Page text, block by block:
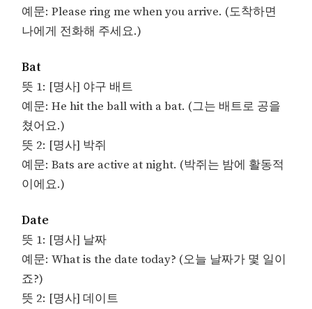
예문: Please ring me when you arrive. (도착하면
나에게 전화해 주세요.)
Bat
뜻 1: [명사] 야구 배트
예문: He hit the ball with a bat. (그는 배트로 공을
쳤어요.)
뜻 2: [명사] 박쥐
예문: Bats are active at night. (박쥐는 밤에 활동적
이에요.)
Date
뜻 1: [명사] 날짜
예문: What is the date today? (오늘 날짜가 몇 일이
죠?)
뜻 2: [명사] 데이트